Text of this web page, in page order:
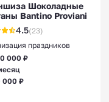
Шоколадные
Bantino Proviani
4.5(23)
праздников
000 ₽
000 ₽